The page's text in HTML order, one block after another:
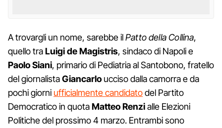
A trovargli un nome, sarebbe ilPatto della Collina,
quello traLuigi de Magistris, sindaco di Napoli e
Paolo Siani, primario di Pediatria al Santobono, fratello
del giornalistaGiancarlo ucciso dalla camorra e da
pochi giorni ufficialmente candidatodel Partito
Democratico in quotaMatteo Renzialle Elezioni
Politiche del prossimo 4 marzo. Entrambi sono